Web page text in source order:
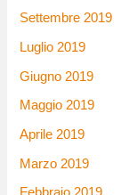
Settembre 2019
Luglio 2019
Giugno 2019
Maggio 2019
Aprile 2019
Marzo 2019